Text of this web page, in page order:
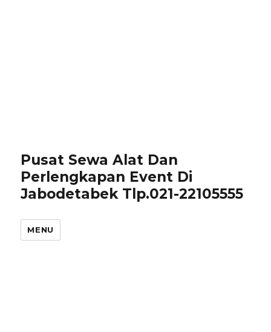
Pusat Sewa Alat Dan
Perlengkapan Event Di
Jabodetabek Tlp.021-22105555
MENU